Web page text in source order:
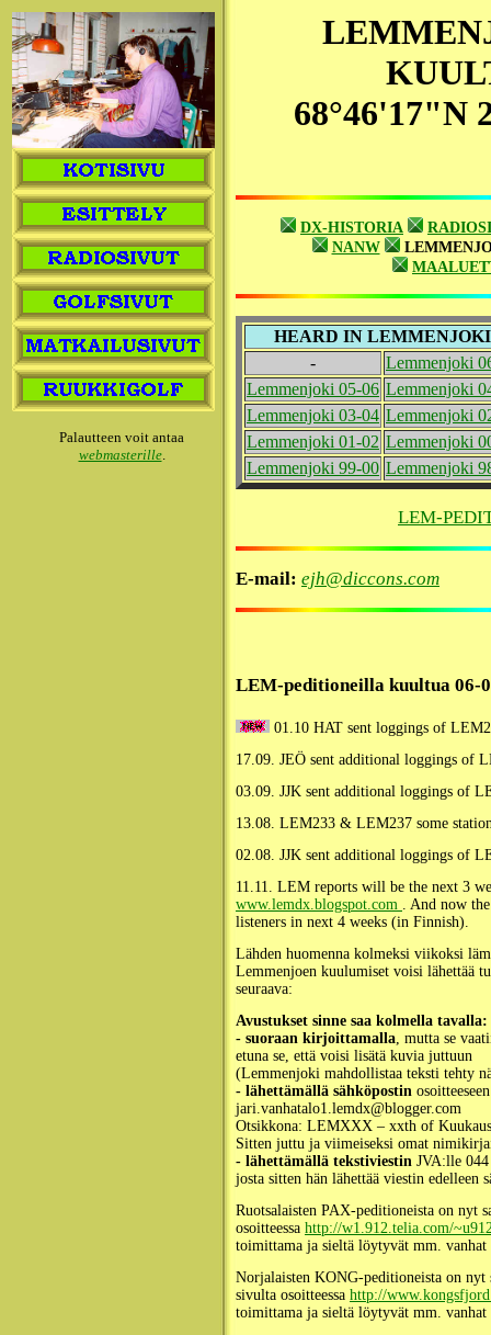
Palautteen voit antaa
webmasterille.
68°46'17"N
DX-HISTORIA
NANW
HEARD IN LEMMENJOKI
-
Lemmenjoki
Lemmenjoki 05-06 Lemmenjoki
Lemmenjoki 03-04 Lemmenjoki
Lemmenjoki 01-02 Lemmenjoki
Lemmenjoki 99-00 Lemmenjoki
LEM-
E-mail: ejh@diccons.com
LEM-peditioneilla kuultua 06-
01.10 HAT sent loggings of
17.09. JEÖ sent additional loggings of
03.09. JJK sent additional loggings of
13.08. LEM233 & LEM237 some
02.08. JJK sent additional loggings of
11.11. LEM reports will be the next 3
www.lemdx.blogspot.com . And now
listeners in next 4 weeks (in Finnish).
Lähden huomenna kolmeksi viikoksi
Lemmenjoen kuulumiset voisi lähettää
seuraava:
Avustukset sinne saa kolmella tavalla:
- suoraan kirjoittamalla, mutta se
etuna se, että voisi lisätä kuvia juttuun
(Lemmenjoki mahdollistaa teksti tehty
- lähettämällä sähköpostin osoitteeseen
jari.vanhatalo1.lemdx@blogger.com
Otsikkona: LEMXXX – xxth of
Sitten juttu ja viimeiseksi omat
- lähettämällä tekstiviestin JVA:lle
josta sitten hän lähettää viestin edelleen
Ruotsalaisten PAX-peditioneista on nyt
osoitteessa http://w1.912.telia.com/
toimittama ja sieltä löytyvät mm.
Norjalaisten KONG-peditioneista on nyt
sivulta osoitteessa http://
toimittama ja sieltä löytyvät mm.